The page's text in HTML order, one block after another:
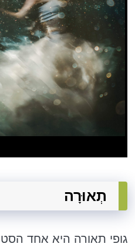
תְאוּרָה
גופי תאורה היא אחד